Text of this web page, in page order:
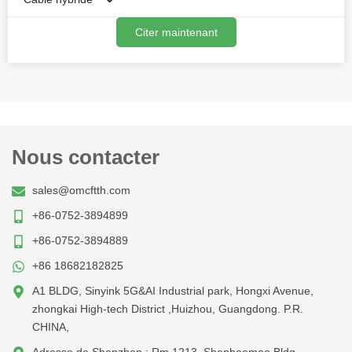
Câble optique à soufflage d'air
Câble en fibre et cuivreCiter maintenant
Nous contacter
sales@omcftth.com
+86-0752-3894899
+86-0752-3894889
+86 18682182825
A1 BLDG, Sinyink 5G&AI Industrial park, Hongxi Avenue,
zhongkai High-tech District ,Huizhou, Guangdong. P.R.
CHINA,